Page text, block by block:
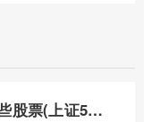
上证50指数包括哪些股票(上证50指数包含哪些股票)